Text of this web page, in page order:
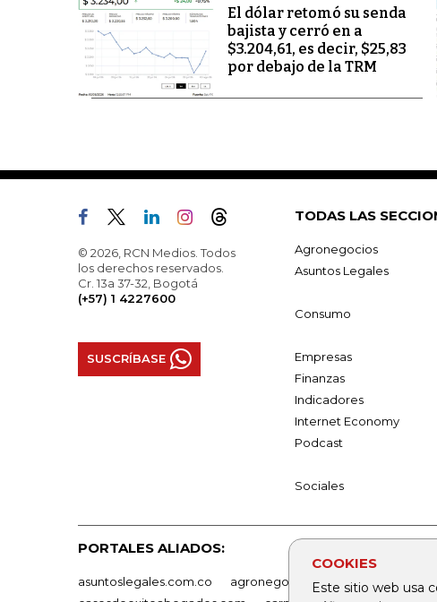
COOKIES
Este sitio web usa
El dólar retomó su senda
bajista y cerró en a
$3.204,61, es decir, $25,83
por debajo de la TRM
© 2026, RCN Medios. Todos
los derechos reservados.
Cr. 13a 37-32, Bogotá
(+57) 1 4227600
SUSCRÍBASE
TODAS LAS
Agronegocios
Asuntos Legales
Consumo
Empresas
Finanzas
Indicadores
Internet Economy
Podcast
Sociales
PORTALES ALIADOS:
asuntoslegales.com.co agronegocios.co